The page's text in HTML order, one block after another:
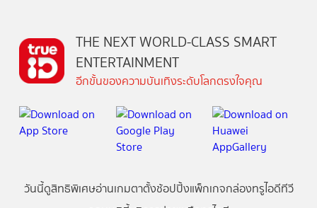
THE NEXT WORLD-CLASS SMART
ENTERTAINMENT
อีกขั้นของความบันเทิงระดับโลกตรงใจคุณ
วันนี้ดูสิทธิพิเศษอ่านเกมตาตั้งช้อปปิ้งแพ็กเกจกล่องทรูไอดีทีวี